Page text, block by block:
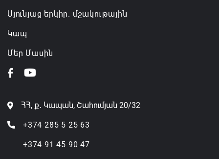
Սյունյաց երկիր. մշակութային
Կապ
Մեր Մասին
ՀՀ, ք․ Կապան, Շահումյան 20/32
+374 285 5 25 63
+374 91 45 90 47